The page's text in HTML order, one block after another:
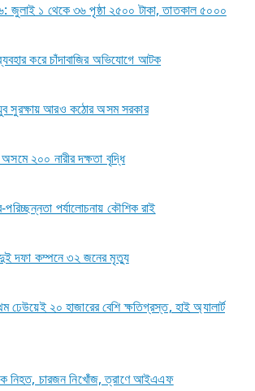
জুলাই ১ থেকে ৩৬ পৃষ্ঠা ২৫০০ টাকা, তাতকাল ৫০০০
করে চাঁদাবাজির অভিযোগে আটক
সুরক্ষায় আরও কঠোর অসম সরকার
অসমে ২০০ নারীর দক্ষতা বৃদ্ধি
পরিচ্ছন্নতা পর্যালোচনায় কৌশিক রাই
দফা কম্পনে ৩২ জনের মৃত্যু
২০ হাজারের বেশি ক্ষতিগ্রস্ত, হাই অ্যালার্ট
নিহত, চারজন নিখোঁজ, ত্রাণে আইএএফ